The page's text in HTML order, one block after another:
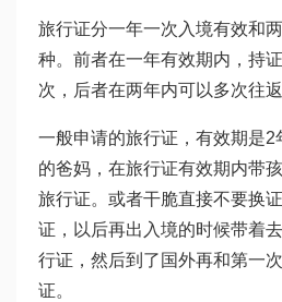
旅行证分一年一次入境有效和
种。前者在一年有效期内，持
次，后者在两年内可以多次往返
一般申请的旅行证，有效期是2
的爸妈，在旅行证有效期内带
旅行证。或者干脆直接不要换
证，以后再出入境的时候带着
行证，然后到了国外再和第一
证。